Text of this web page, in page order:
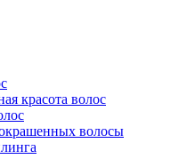
красота волос
волосы